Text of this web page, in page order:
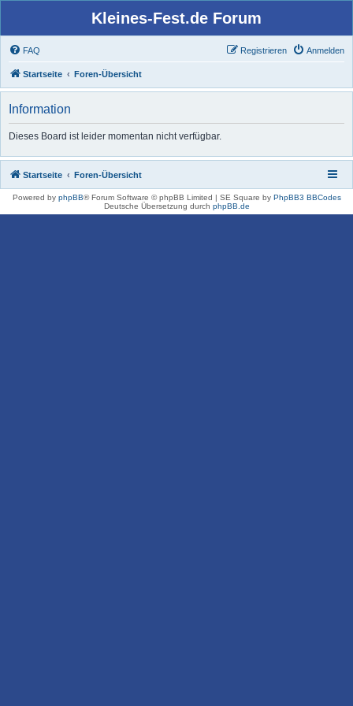
Kleines-Fest.de Forum
FAQ Anmelden
Registrieren
Startseite Foren-Übersicht
Information
Dieses Board ist leider momentan nicht verfügbar.
Startseite Foren-Übersicht
Powered by phpBB® Forum Software © phpBB Limited | SE Square by PhpBB3 BBCodes
Deutsche Übersetzung durch phpBB.de